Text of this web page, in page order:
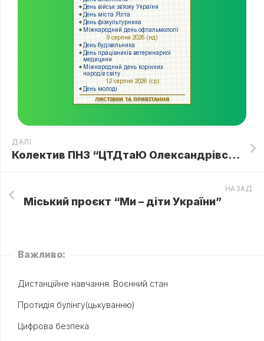
ДАЛІ
Колектив ПНЗ “ЦТДтаЮ Олександрівського району” вітає зі святом, з Днем вишиванки! Вишиванку одягаємо, Україну прославляємо!!!
НАЗАД
Міський проєкт “Ми – діти України”
Важливо:
Дистанційне навчання. Воєнний стан
Протидія булінгу(цькуванню)
Цифрова безпека